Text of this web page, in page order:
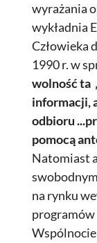
wyrażania
wykładnia
Człowieka
1990 r. w
wolność ta
informacji,
odbioru
pomocą
Natomiast
na rynku